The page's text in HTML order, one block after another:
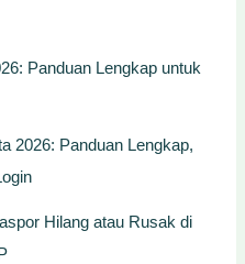
Panduan Lengkap untuk
2026: Panduan Lengkap,
Hilang atau Rusak di